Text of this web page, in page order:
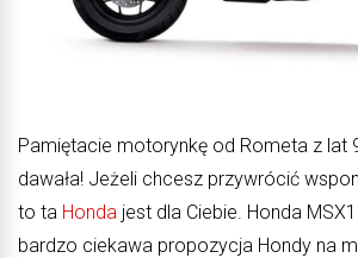
Pamiętacie motorynkę od Rometa z lat
dawała! Jeżeli chcesz przywrócić
to ta Honda jest dla Ciebie. Honda
bardzo ciekawa propozycja Hondy na